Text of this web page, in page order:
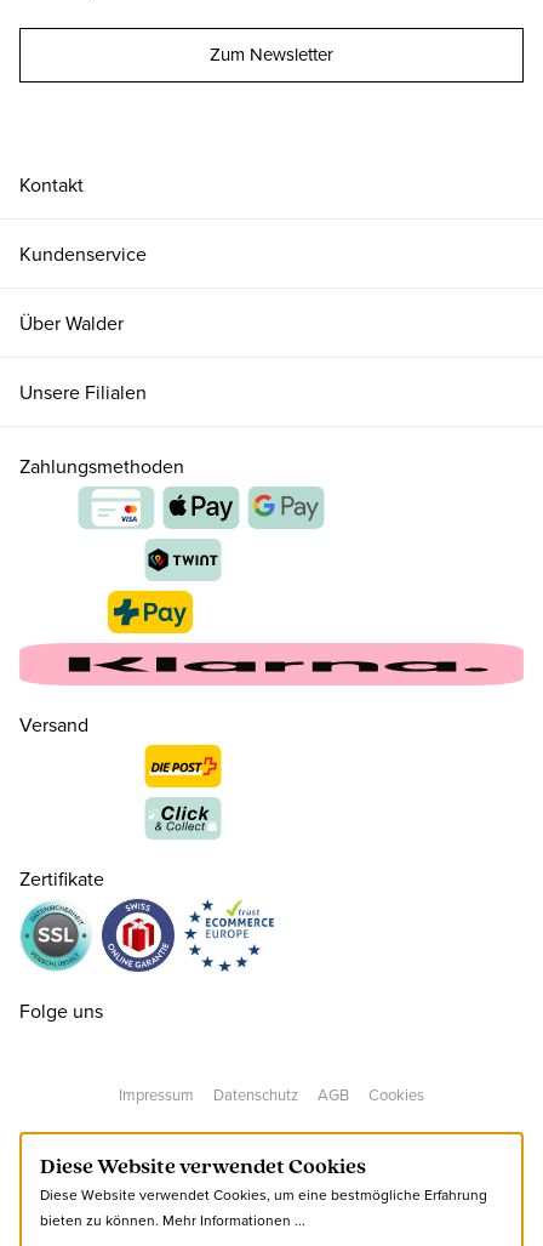
36 CHF 60.00
CHF 60.00
39 CHF 60.00
40 CHF 60.00
Kontakt
Kundenservice
Über Walder
Unsere Filialen
Zum Newsletter
Zahlungsmethoden
Versand
Zertifikate
Folge uns
Impressum Datenschutz AGB Cookies
Diese Website verwendet Cookies
Diese Website verwendet Cookies, um eine bestmögliche Erfahrung
bieten zu können. Mehr Informationen ...